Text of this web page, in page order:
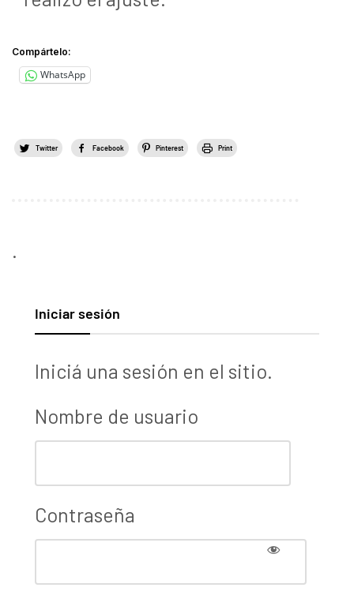
Compártelo:
WhatsApp
Twitter Facebook Pinterest Print
.
Iniciar sesión
Iniciá una sesión en el sitio.
Nombre de usuario
Contraseña